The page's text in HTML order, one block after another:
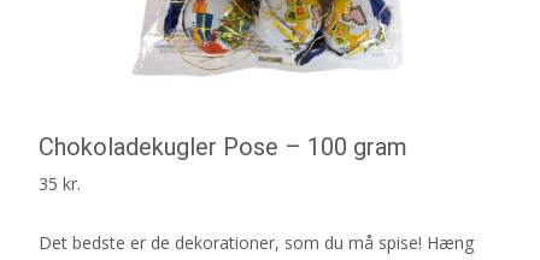
Chokoladekugler Pose – 100 gram
35 kr.
Det bedste er de dekorationer, som du må spise! Hæng